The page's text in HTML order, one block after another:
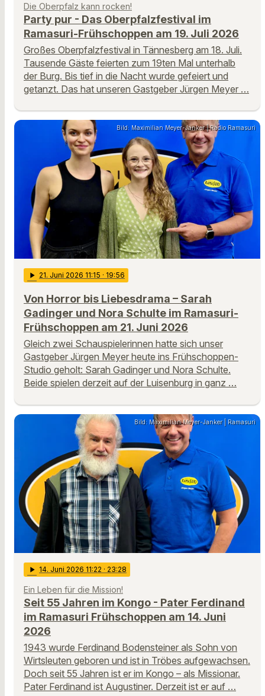
Die Oberpfalz kann rocken!
Party pur - Das Oberpfalzfestival im
Ramasuri-Frühschoppen am 19. Juli 2026
Großes Oberpfalzfestival in Tännesberg am 18. Juli.
Tausende Gäste feierten zum 19ten Mal unterhalb
der Burg. Bis tief in die Nacht wurde gefeiert und
getanzt. Das hat unseren Gastgeber Jürgen Meyer …
Bild: Maximilian Meyer-Janker | Radio Ramasuri
play_arrow 21. Juni 2026 11:15 · 19:56
Von Horror bis Liebesdrama – Sarah
Gadinger und Nora Schulte im Ramasuri-
Frühschoppen am 21. Juni 2026
Gleich zwei Schauspielerinnen hatte sich unser
Gastgeber Jürgen Meyer heute ins Frühschoppen-
Studio geholt: Sarah Gadinger und Nora Schulte.
Beide spielen derzeit auf der Luisenburg in ganz …
Bild: Maximilian Meyer-Janker | Ramasuri
play_arrow 14. Juni 2026 11:22 · 23:28
Ein Leben für die Mission!
Seit 55 Jahren im Kongo - Pater Ferdinand
im Ramasuri Frühschoppen am 14. Juni
2026
1943 wurde Ferdinand Bodensteiner als Sohn von
Wirtsleuten geboren und ist in Tröbes aufgewachsen.
Doch seit 55 Jahren ist er im Kongo – als Missionar.
Pater Ferdinand ist Augustiner. Derzeit ist er auf …